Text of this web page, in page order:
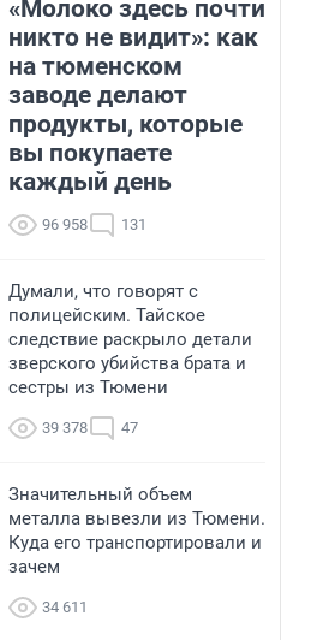
«Молоко здесь почти
никто не видит»: как
на тюменском
заводе делают
продукты, которые
вы покупаете
каждый день
96 958 131
Думали, что говорят с
полицейским. Тайское
следствие раскрыло детали
зверского убийства брата и
сестры из Тюмени
39 378 47
Значительный объем
металла вывезли из Тюмени.
Куда его транспортировали и
зачем
34 611